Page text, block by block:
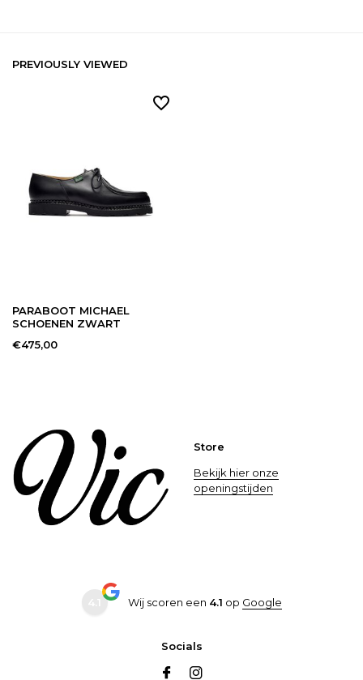
PREVIOUSLY VIEWED
PARABOOT MICHAEL
SCHOENEN ZWART
€475,00
Store
Bekijk hier onze
openingstijden
Wij scoren een 4.1 op Google
Socials